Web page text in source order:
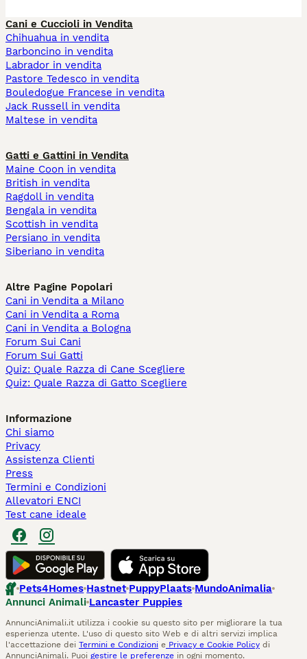
Cani e Cuccioli in Vendita
Chihuahua in vendita
Barboncino in vendita
Labrador in vendita
Pastore Tedesco in vendita
Bouledogue Francese in vendita
Jack Russell in vendita
Maltese in vendita
Gatti e Gattini in Vendita
Maine Coon in vendita
British in vendita
Ragdoll in vendita
Bengala in vendita
Scottish in vendita
Persiano in vendita
Siberiano in vendita
Altre Pagine Popolari
Cani in Vendita a Milano
Cani in Vendita a Roma
Cani in Vendita a Bologna
Forum Sui Cani
Forum Sui Gatti
Quiz: Quale Razza di Cane Scegliere
Quiz: Quale Razza di Gatto Scegliere
Informazione
Chi siamo
Privacy
Assistenza Clienti
Press
Termini e Condizioni
Allevatori ENCI
Test cane ideale
Pets4Homes Hastnet PuppyPlaats MundoAnimalia
Annunci Animali Lancaster Puppies
AnnunciAnimali.it utilizza i cookie su questo sito per migliorare la tua
esperienza utente. L'uso di questo sito Web e di altri servizi implica
l'accettazione dei Termini e Condizioni e Privacy e Cookie Policy di
AnnunciAnimali. Puoi gestire le preferenze in ogni momento.